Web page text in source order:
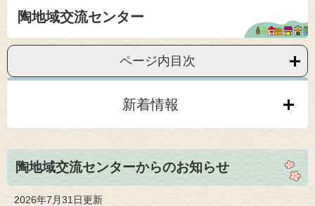
陶地域交流センター
ページ内目次
新着情報
陶地域交流センターからのお知らせ
2026年7月31日更新